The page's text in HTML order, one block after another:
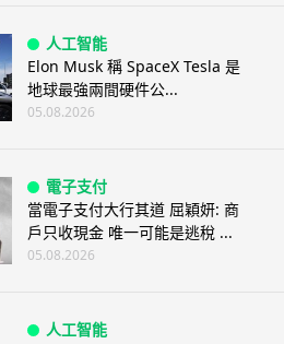
人工智能
Elon Musk 稱 SpaceX Tesla 是
地球最強兩間硬件公...
05.08.2026
電子支付
當電子支付大行其道 屈穎妍: 商
戶只收現金 唯一可能是逃稅 ...
05.08.2026
人工智能